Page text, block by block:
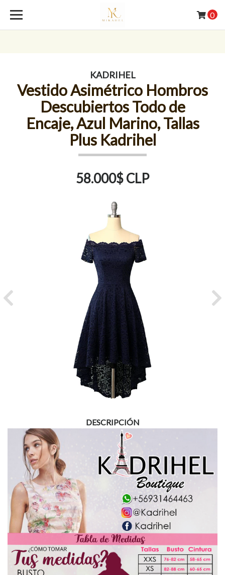
0
KADRIHEL
Vestido Asimétrico Hombros
Descubiertos Todo de
Encaje, Azul Marino, Tallas
Plus Kadrihel
58.000$ CLP
Previous
DESCRIPCIÓN